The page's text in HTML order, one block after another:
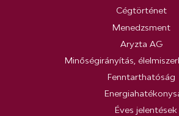
Cégtörténet
Menedzsment
Aryzta AG
Minőségirányítás,
Fenntarthatóság
Éves jelentések